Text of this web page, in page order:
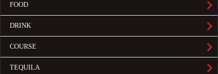
FOOD
DRINK
COURSE
TEQUILA